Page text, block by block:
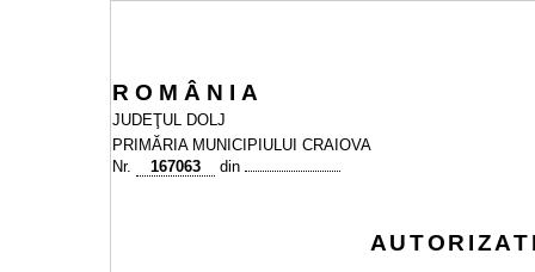
R O M Â N I A
JUDEŢUL DOLJ
PRIMĂRIA MUNICIPIULUI CRAIOVA
Nr.
167063 din